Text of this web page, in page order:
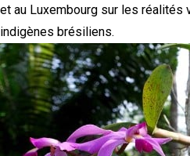
et au Luxembourg sur les réalités
indigènes brésiliens.